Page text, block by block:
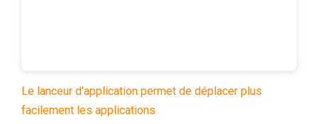
Le lanceur d'application permet de déplacer plus
facilement les applications